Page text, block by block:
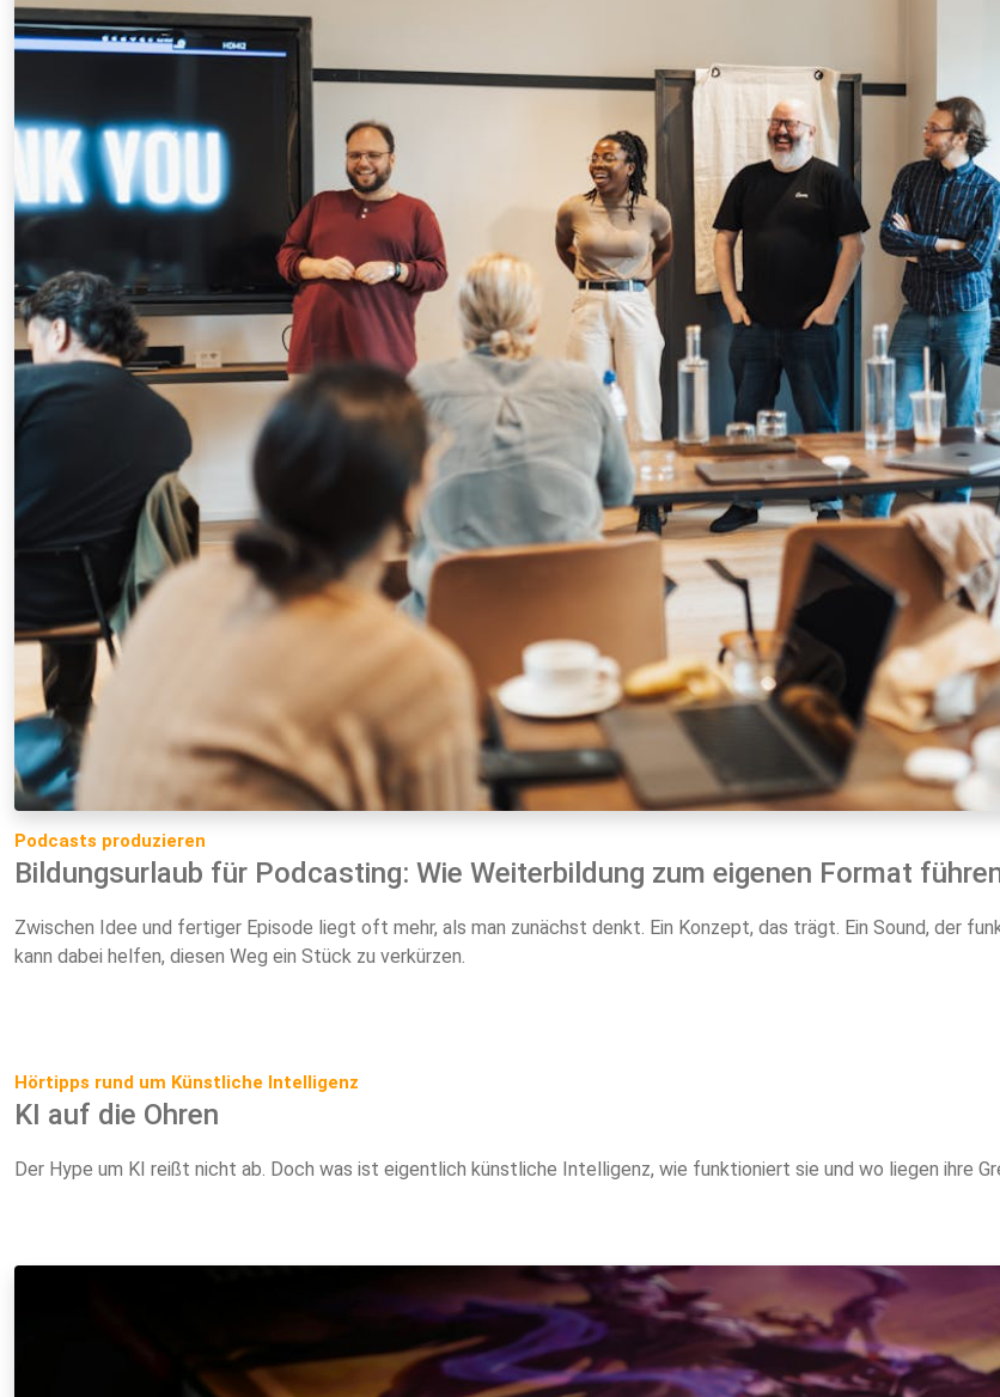
Podcasts produzieren
Bildungsurlaub für Podcasting: Wie Weiterbildung zum eigenen Format
Zwischen Idee und fertiger Episode liegt oft mehr, als man zunächst denkt. Ein Konzept, das trägt. Ein Sound, der
kann dabei helfen, diesen Weg ein Stück zu verkürzen.
Hörtipps rund um Künstliche Intelligenz
KI auf die Ohren
Der Hype um KI reißt nicht ab. Doch was ist eigentlich künstliche Intelligenz, wie funktioniert sie und wo liegen ihre